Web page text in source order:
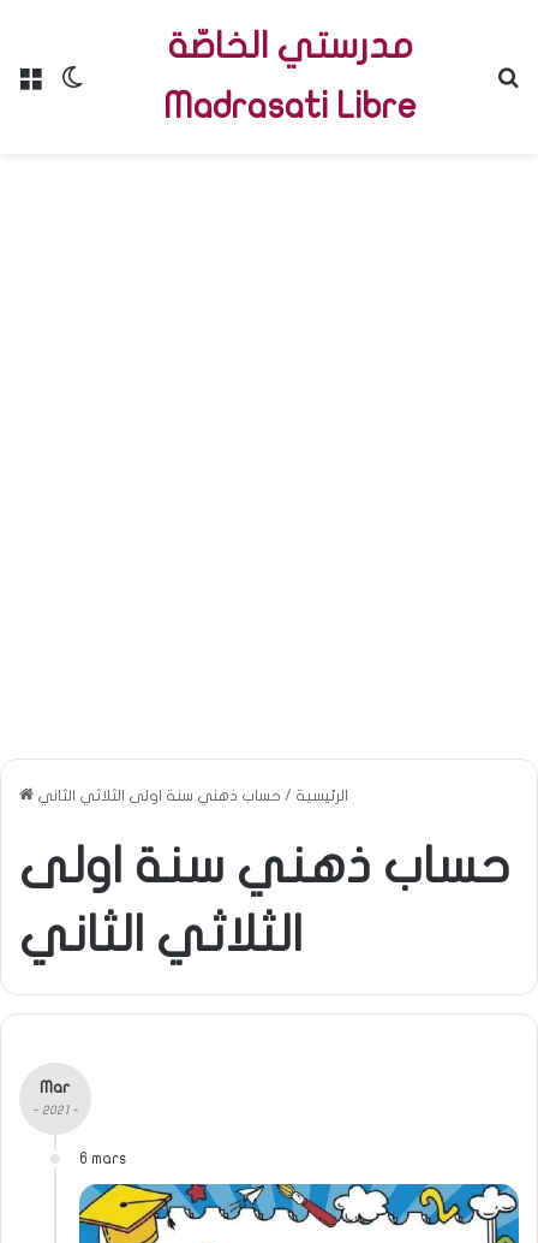
Menu
مدرستي الخاصّة
Madrasati Libre
الرئيسية / حساب ذهني سنة اولى الثلاثي الثاني
حساب ذهني سنة اولى
الثلاثي الثاني
Mar
- 2021 -
6 mars